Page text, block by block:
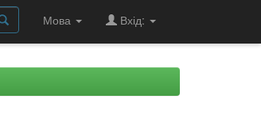
Мова Вхід: